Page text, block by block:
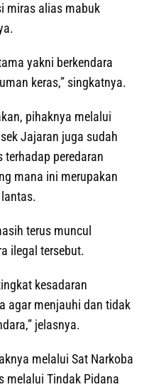
miras alias mabuk
yakni berkendara
keras,” singkatnya.
pihaknya melalui
Jajaran juga sudah
peredaran
mana ini merupakan
terus muncul
ilegal tersebut.
kesadaran
agar menjauhi dan tidak
jelasnya.
melalui Sat Narkoba
melalui Tindak Pidana